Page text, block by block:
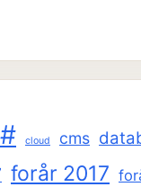
cloud cms
forår 2017